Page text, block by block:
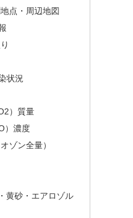
点・周辺地図
状況
）質量
）濃度
ゾン全量）
黄砂・エアロゾル